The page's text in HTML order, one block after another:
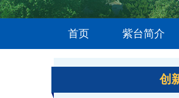
首页 紫台简介
创